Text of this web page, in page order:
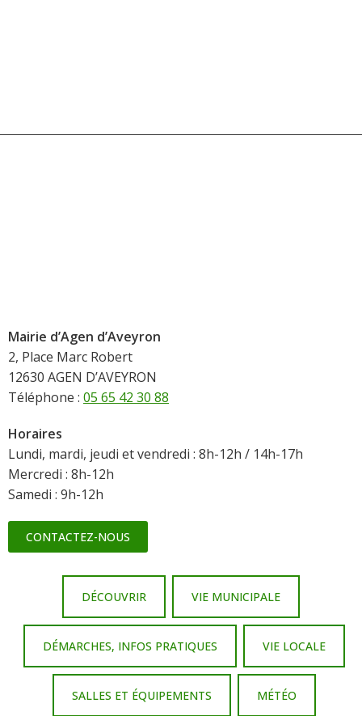
Mairie d’Agen d’Aveyron
2, Place Marc Robert
12630 AGEN D’AVEYRON
Téléphone : 05 65 42 30 88
Horaires
Lundi, mardi, jeudi et vendredi : 8h-12h / 14h-17h
Mercredi : 8h-12h
Samedi : 9h-12h
CONTACTEZ-NOUS
DÉCOUVRIR VIE MUNICIPALE
DÉMARCHES, INFOS PRATIQUES VIE LOCALE
SALLES ET ÉQUIPEMENTS MÉTÉO